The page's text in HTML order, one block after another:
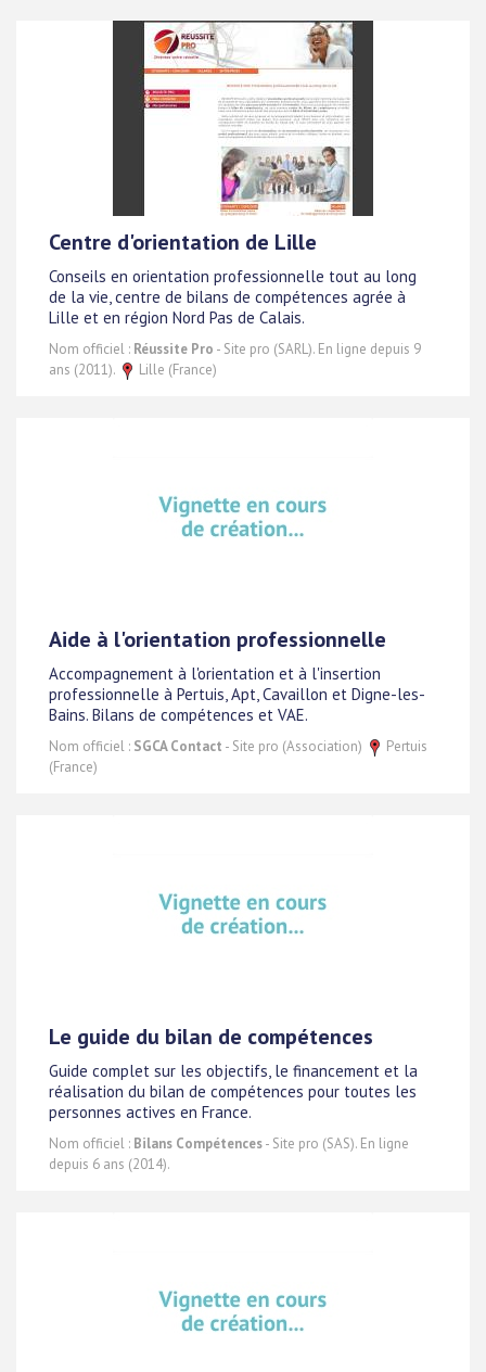
Centre d'orientation de Lille
Conseils en orientation professionnelle tout au long
de la vie, centre de bilans de compétences agrée à
Lille et en région Nord Pas de Calais.
Nom officiel : Réussite Pro - Site pro (SARL). En ligne depuis 9
ans (2011).
Lille (France)
Aide à l'orientation professionnelle
Accompagnement à l'orientation et à l'insertion
professionnelle à Pertuis, Apt, Cavaillon et Digne-les-
Bains. Bilans de compétences et VAE.
Nom officiel : SGCA Contact - Site pro (Association)
Pertuis
(France)
Le guide du bilan de compétences
Guide complet sur les objectifs, le financement et la
réalisation du bilan de compétences pour toutes les
personnes actives en France.
Nom officiel : Bilans Compétences- Site pro (SAS). En ligne
depuis 6 ans (2014).